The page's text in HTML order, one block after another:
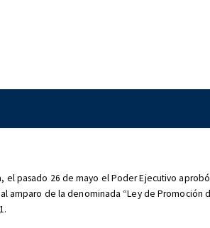
pasado 26 de mayo el Poder Ejecutivo
amparo de la denominada “Ley de